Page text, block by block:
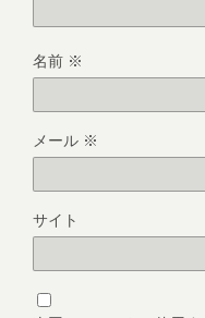
名前 ※
メール ※
サイト